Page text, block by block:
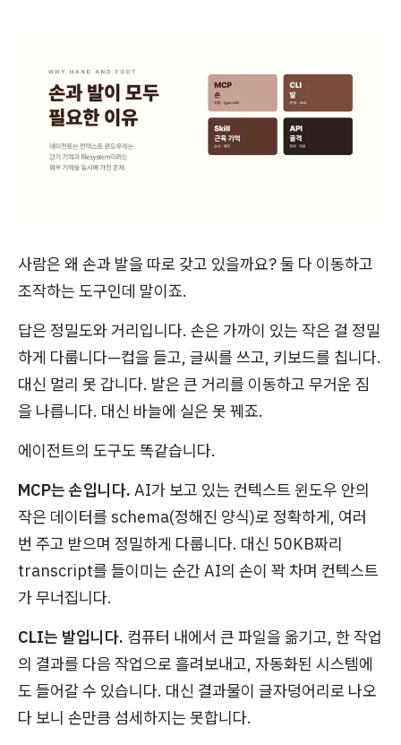
사람은 왜 손과 발을 따로 갖고 있을까요? 둘 다 이동하고
조작하는 도구인데 말이죠.
답은 정밀도와 거리입니다. 손은 가까이 있는 작은 걸 정밀
하게 다룹니다—컵을 들고, 글씨를 쓰고, 키보드를 칩니다.
대신 멀리 못 갑니다. 발은 큰 거리를 이동하고 무거운 짐
을 나릅니다. 대신 바늘에 실은 못 꿰죠.
에이전트의 도구도 똑같습니다.
MCP는 손입니다. AI가 보고 있는 컨텍스트 윈도우 안의
작은 데이터를 schema(정해진 양식)로 정확하게, 여러
번 주고 받으며 정밀하게 다룹니다. 대신 50KB짜리
transcript를 들이미는 순간 AI의 손이 꽉 차며 컨텍스트
가 무너집니다.
CLI는 발입니다. 컴퓨터 내에서 큰 파일을 옮기고, 한 작업
의 결과를 다음 작업으로 흘려보내고, 자동화된 시스템에
도 들어갈 수 있습니다. 대신 결과물이 글자덩어리로 나오
다 보니 손만큼 섬세하지는 못합니다.